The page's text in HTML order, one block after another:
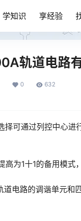
学知识 享经验
轨道电路
0 632
择可通过列控中心
为1十1的备用模式
电路的调谐单元和